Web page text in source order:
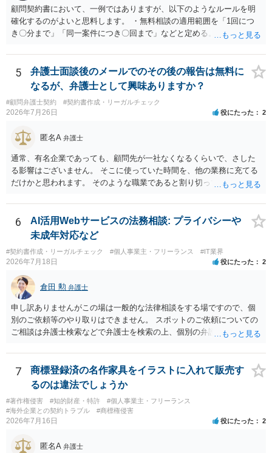
用がかかります。 毅然と拒否して後は裁判するならしてくださいの対
応、弁護士に依頼して同様の対応、裁判してきたら、従業員にて粛々
と対応のどれかを選択することになります。 以上、ご参考まで。
顧問契約書において、一例ではありますが、以下のようなルールを明
確化するのがよいと思料します。 ・無料相談の適用範囲を「1回につ
き〇分まで」「同一案件につき〇回まで」などと定める。 ・無料相談
ず、継続して対応する場合は「個別受任（有料契約）」が必要であ
る。 ・無料相談から個別の事件処理へ移行する場合は、弁護士と従業
員との間で必ず個別の委任契約書を締結し、着手金や報酬等の費用体
系を事前に明示する手続を義務付ける。 相談料が無料であっても、法
律相談という法的サービスを提供する以上、弁護士は善良な管理者の
注意をもって対応する義務（善管注意義務）を負うものと思料しま
す。したがって、著しく不誠実な対応、放置、あるいは誤った不当な
回答を繰り返したような場合には、弁護士法上の誠実義務違反や品位
保持違反（弁護士法56条1項）として、弁護士会の懲戒対象となり得る
との理解でよいと考えます。 新たな法律事務所を探す手段について
は、このウェブサイトで探す方法のほか、弁護士会や法律事務所に直
5
弁護士面談後のメールでのその後の報告は無料に
なるが、弁護士として興味ありますか？
#顧問弁護士契約 #契約書作成・リーガルチェック
2026年7月26日 役にたった 2
匿名A 弁護士
通常、有名企業であっても、顧問先が一社なくなるくらいで、さした
る影響はございません。 そこに使っていた時間を、他の業務に充てる
だけかと思われます。 そのような職業であると割り切ってご相談され
相談者様のご意見が反映されることを、お祈りしております。
6
AI活用Webサービスの法務相談: プライバシーや
未成年対応など
#契約書作成・リーガルチェック #個人事業主・フリーランス #IT業界
2026年7月18日 役にたった 2
倉田 勲 弁護士
申し訳ありませんがこの場は一般的な法律相談をする場ですので、個
別のご依頼等のやり取りはできません。 スポットのご依頼についての
ご相談は弁護士検索などで弁護士を検索の上、個別の弁護士にご連絡
7
商標登録済の名作家具をイラストに入れて販売す
るのは違法でしょうか
#著作権侵害 #知的財産・特許
#個人事業主・フリーランス
#海外企業との契約トラブル
#商標権侵害
2026年7月16日 役にたった 2
匿名A 弁護士